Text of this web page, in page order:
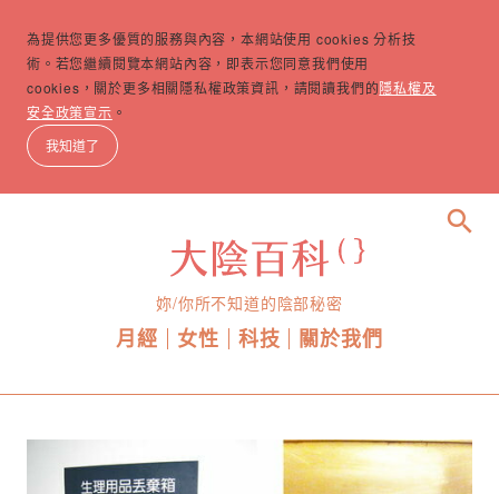
為提供您更多優質的服務與內容，本網站使用 cookies 分析技
術。若您繼續閱覽本網站內容，即表示您同意我們使用
cookies，關於更多相關隱私權政策資訊，請閱讀我們的隱私權及
安全政策宣示 。
我知道了
妳/你所不知道的陰部秘密
月經 女性 科技 關於我們
search